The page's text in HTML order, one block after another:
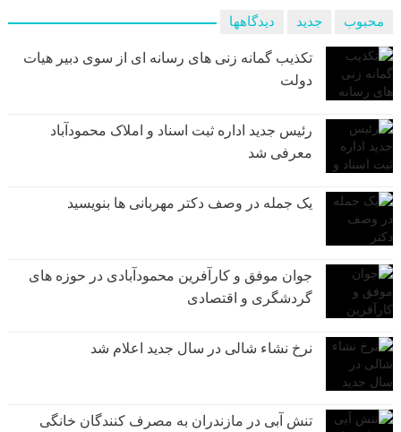
محبوب جدید دیدگاهها
تکذیب گمانه زنی های رسانه ای از سوی دبیر هیات
دولت
رئیس جدید اداره ثبت اسناد و املاک محمودآباد
معرفی شد
یک جمله در وصف دکتر مهربانی ها بنویسید
جوان موفق و کارآفرین محمودآبادی در حوزه های
گردشگری و اقتصادی
نرخ نشاء شالی در سال جدید اعلام شد
تنش آبی در مازندران به مصرف كنندگان خانگی